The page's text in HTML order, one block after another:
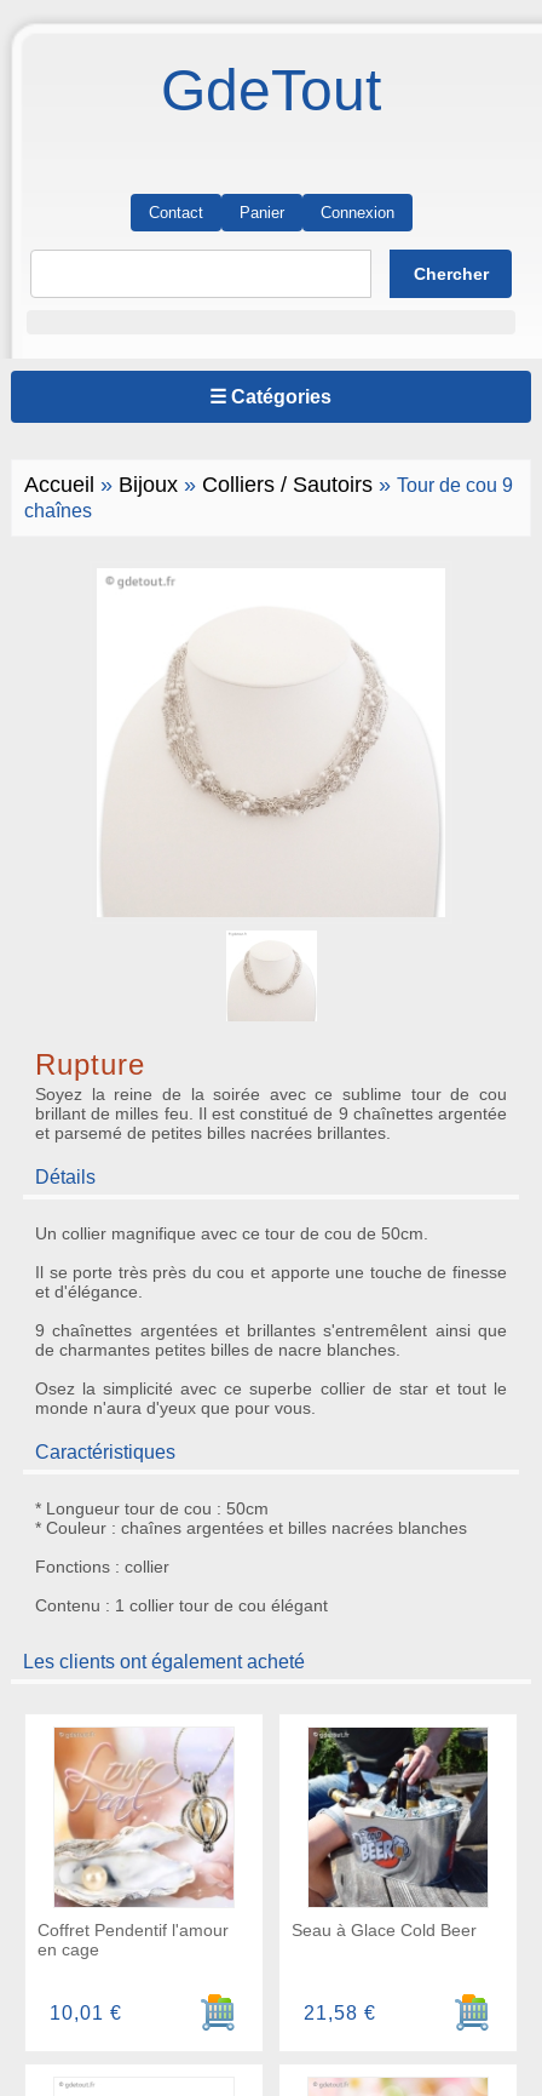
GdeTout
Contact Panier Connexion
☰ Catégories
Accueil » Bijoux» Colliers / Sautoirs» Tour de cou 9
chaînes
Rupture
Soyez la reine de la soirée avec ce sublime tour de cou
brillant de milles feu. Il est constitué de 9 chaînettes argentée
et parsemé de petites billes nacrées brillantes.
Détails
Un collier magnifique avec ce tour de cou de 50cm.
Il se porte très près du cou et apporte une touche de finesse
et d'élégance
9 chaînettes argentées et brillantes s'entremêlent ainsi que
de charmantes petites billes de nacre blanches.
Osez la simplicité avec cesuperbe collierde star et tout le
monde n'aura d'yeux que pour vous.
Caractéristiques
* Longueur tour de cou : 50cm
* Couleur : chaînes argentées et billes nacrées blanches
Fonctions : collier
Contenu : 1 collier tour de cou élégant
Les clients ont également acheté
Coffret Pendentif l'amour
en cage
Ajouter au panier
10,01 €
Seau à Glace Cold Beer
Ajouter
21,58 €